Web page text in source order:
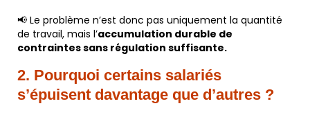
📢 Le problème n’est donc pas uniquement la quantité
de travail, mais l’accumulation durable de
contraintes sans régulation suffisante.
2. Pourquoi certains salariés
s’épuisent davantage que d’autres ?